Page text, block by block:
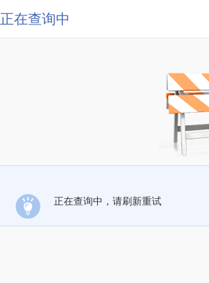
正在查询中
正在查询中，请刷新重试